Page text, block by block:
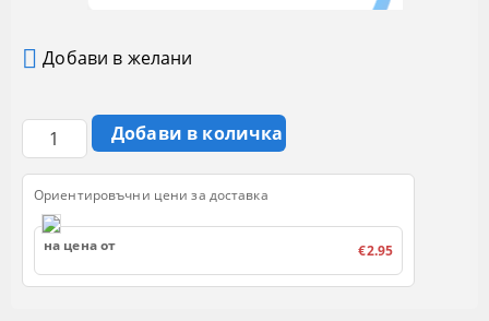
Добави в желани
Ориентировъчни цени за доставка
на цена от €2.95